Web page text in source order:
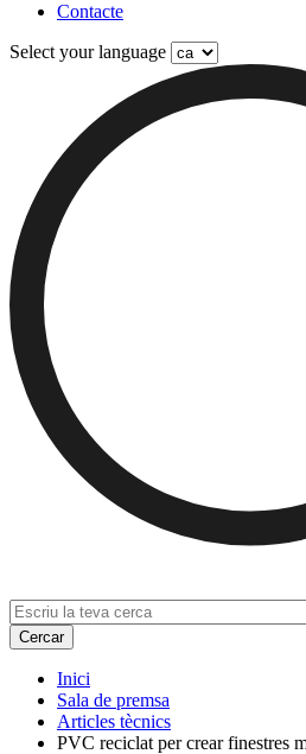
Contacte
Select your language
Inici
Sala de premsa
Articles tècnics
PVC reciclat per crear finestres